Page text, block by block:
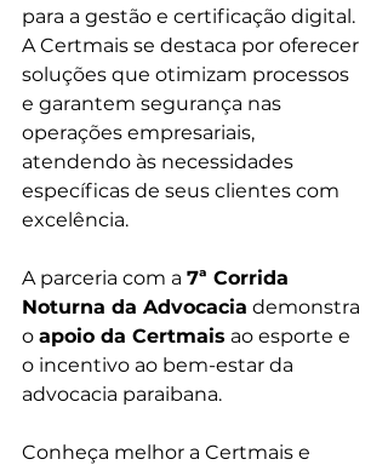
para a gestão e certificação digital.
A Certmais se destaca por oferecer
soluções que otimizam processos
e garantem segurança nas
operações empresariais,
atendendo às necessidades
específicas de seus clientes com
excelência.
A parceria com a 7ª Corrida
Noturna da Advocacia demonstra
o apoio da Certmais ao esporte e
o incentivo ao bem-estar da
advocacia paraibana.
Conheça melhor a Certmais e